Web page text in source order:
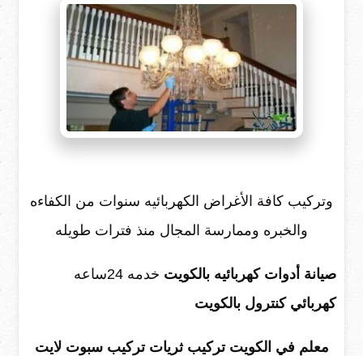
وتركيب كافة الأغراض الكهربائيه سنوات من الكفاءه
والخبره وممارسة المجال منذ فترات طويله
صيانة أدوات كهربائيه بالكويت خدمه 24ساعه
كهربائي كنترول بالكويت
معلم في الكويت تركيب ثريات تركيب سبوت لايت